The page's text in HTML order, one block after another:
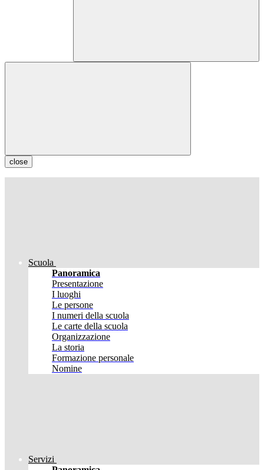
close
Scuola
Panoramica
Presentazione
I luoghi
Le persone
I numeri della scuola
Le carte della scuola
Organizzazione
La storia
Formazione personale
Nomine
Servizi